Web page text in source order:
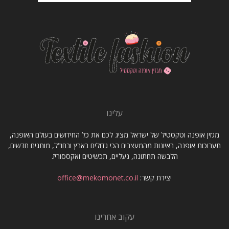
עלינו
מגזין אופנה וטקסטיל של ישראל מציג לכם את כל החידושים בעולם האופנה,
תערוכות אופנה, ראיונות מהמעצבים הכי גדולים בארץ ובחו"ל, מותגים חדשים,
הלבשה תחתונה, נעליים, תכשיטים ואקססוריז.
יצירת קשר: office@mekomonet.co.il
עקוב אחרינו